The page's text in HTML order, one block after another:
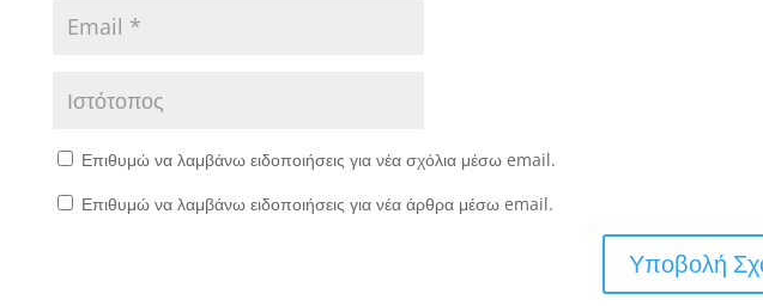
Επιθυμώ να λαμβάνω ειδοποιήσεις για νέα σχόλια μέσω email.
Επιθυμώ να λαμβάνω ειδοποιήσεις για νέα άρθρα μέσω email.